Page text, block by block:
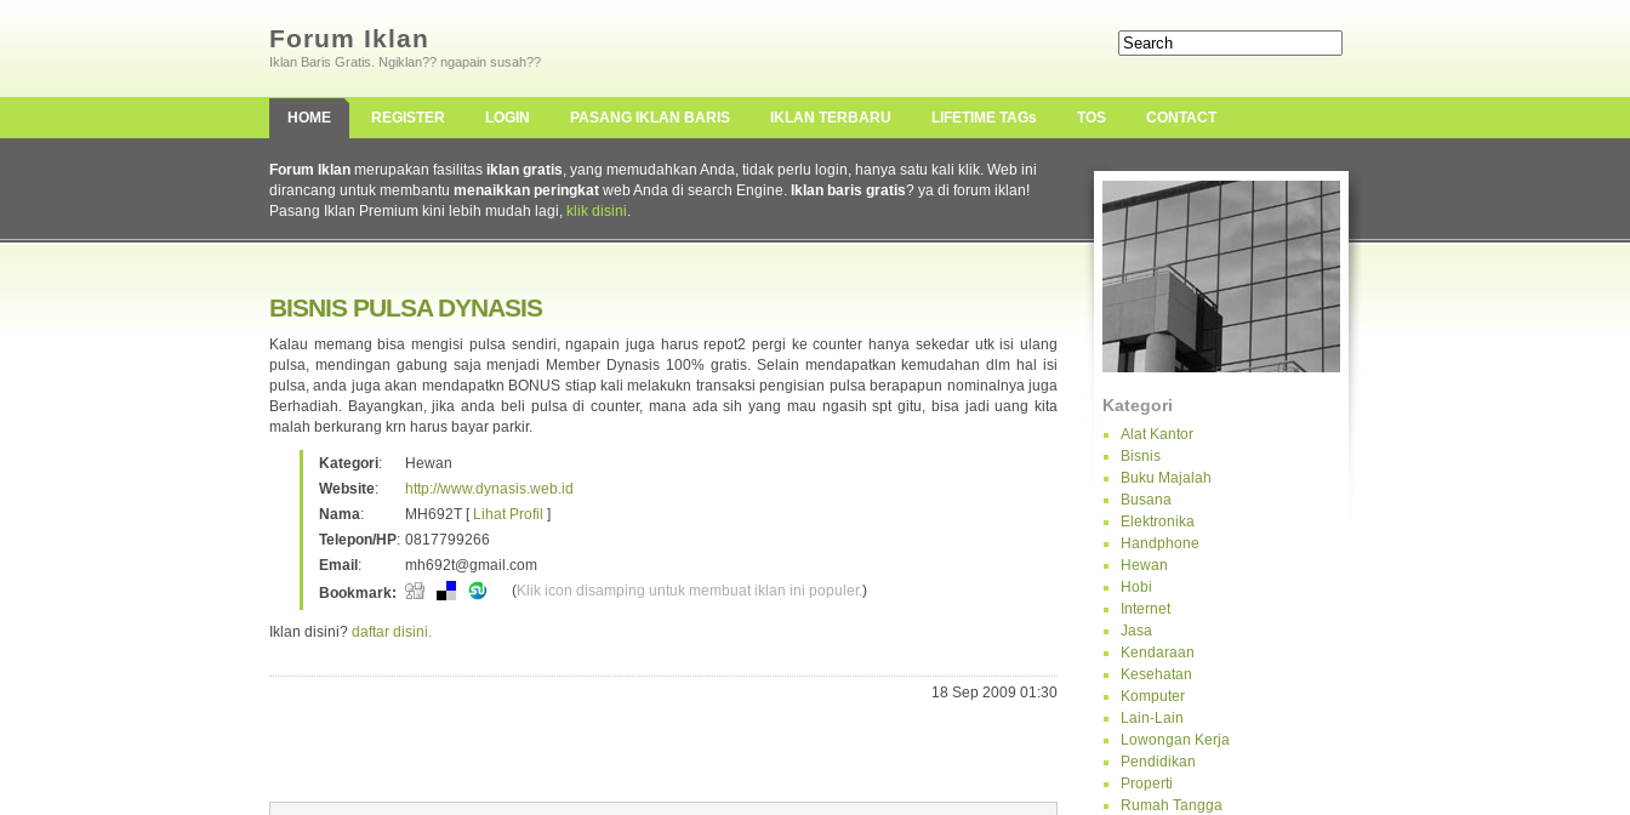
Forum Iklan
Iklan Baris Gratis. Ngiklan?? ngapain susah??
HOME REGISTER LOGIN PASANG IKLAN BARIS IKLAN TERBARU LIFETIME TAGs TOS CONTACT
Kategori
Alat Kantor
Bisnis
Buku Majalah
Busana
Elektronika
Handphone
Hewan
Hobi
Internet
Jasa
Kendaraan
Kesehatan
Komputer
Lain-Lain
Lowongan Kerja
Pendidikan
Properti
Rumah Tangga
Forum Iklan merupakan fasilitas iklan gratis, yang memudahkan Anda, tidak perlu login, hanya satu kali klik. Web ini
dirancang untuk membantu menaikkan peringkat web Anda di search Engine. Iklan baris gratis? ya di forum iklan!
Pasang Iklan Premium kini lebih mudah lagi, klik disini.
BISNIS PULSA DYNASIS
Kalau memang bisa mengisi pulsa sendiri, ngapain juga harus repot2 pergi ke counter hanya sekedar utk isi ulang
pulsa, mendingan gabung saja menjadi Member Dynasis 100% gratis. Selain mendapatkan kemudahan dlm hal isi
pulsa, anda juga akan mendapatkn BONUS stiap kali melakukn transaksi pengisian pulsa berapapun nominalnya juga
Berhadiah. Bayangkan, jika anda beli pulsa di counter, mana ada sih yang mau ngasih spt gitu, bisa jadi uang kita
malah berkurang krn harus bayar parkir.
Kategori:
Hewan
Website:
http://www.dynasis.web.id
Nama: MH692T [ Lihat Profil ]
Telepon/HP: 0817799266
Email :
mh692t@gmail.com
Bookmark:
(Klik icon disamping untuk membuat iklan ini populer.)
Iklan disini? daftar disini.
18 Sep 2009 01:30